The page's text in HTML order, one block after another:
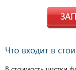
Что входит в